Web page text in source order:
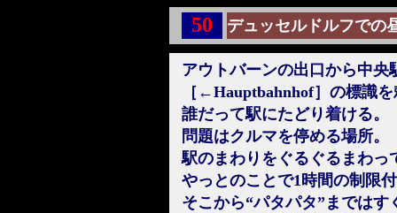
50 デュッセルドルフでの
アウトバーンの出口から中
［←Hauptbahnhof］の標識
誰だって駅にたどり着ける。
問題はクルマを停める場所。
駅のまわりをぐるぐるまわっ
やっとのことで1時間の制限
そこから“パタパタ”まではす